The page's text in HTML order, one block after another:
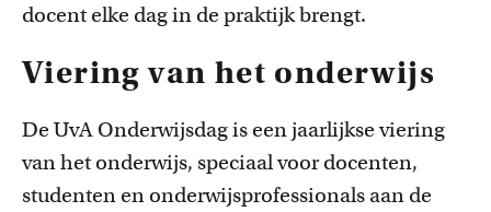
docent elke dag in de praktijk brengt.
Viering van het onderwijs
De UvA Onderwijsdag is een jaarlijkse viering
van het onderwijs, speciaal voor docenten,
studenten en onderwijsprofessionals aan de